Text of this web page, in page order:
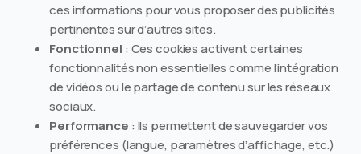
ces informations pour vous proposer des publicités
pertinentes sur d’autres sites.
Fonctionnel : Ces cookies activent certaines
fonctionnalités non essentielles comme l’intégration
de vidéos ou le partage de contenu sur les réseaux
sociaux.
Performance : Ils permettent de sauvegarder vos
préférences (langue, paramètres d’affichage, etc.)